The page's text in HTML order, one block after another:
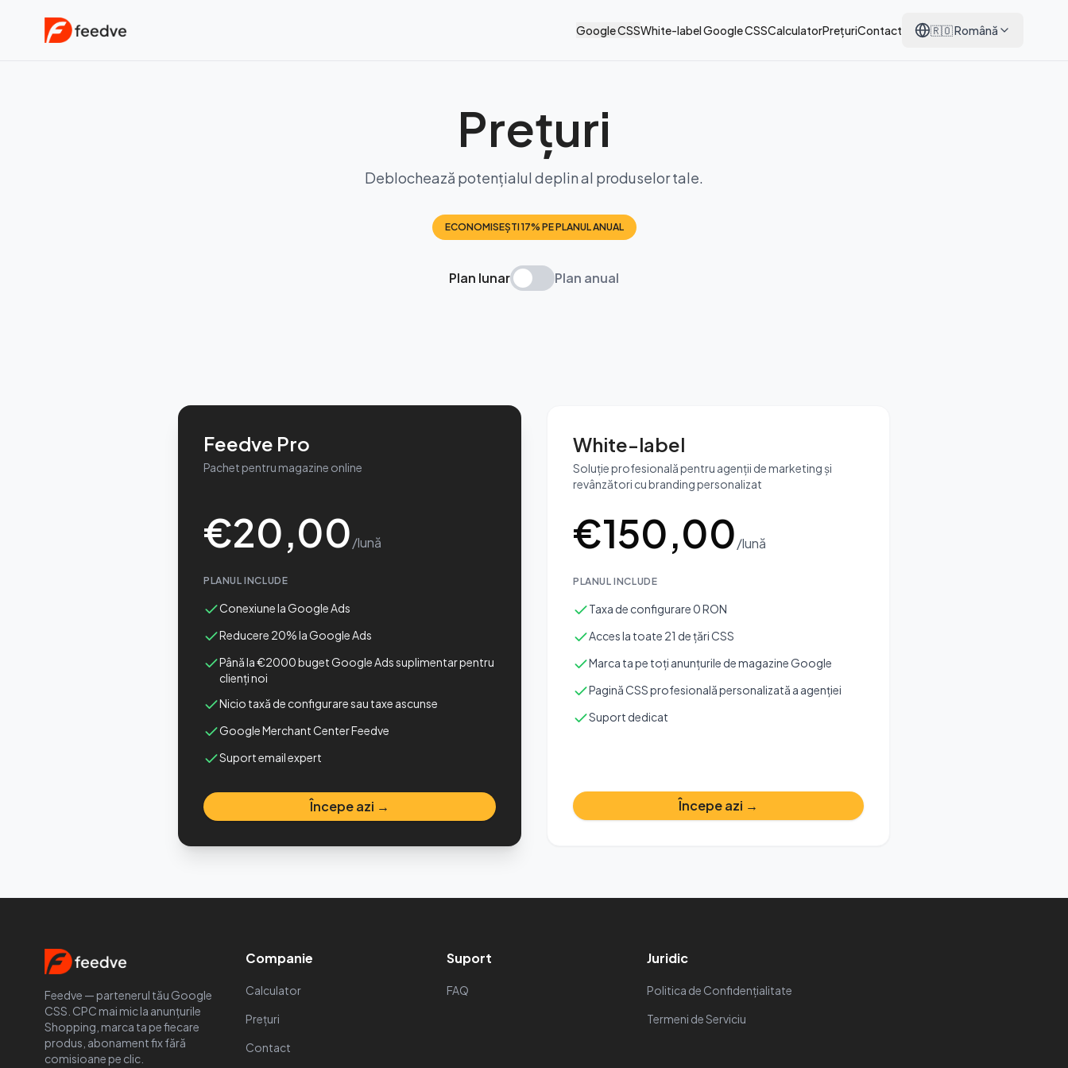
Google CSSWhite-label Google CSSCalculatorPrețuriContact 🇷🇴Română
Prețuri
Deblochează potențialul deplin al produselor tale.
ECONOMISEȘTI 17% PE PLANUL ANUAL
Plan lunar Plan anual
Feedve Pro
Pachet pentru magazine online
€20,00/lună
PLANUL INCLUDE
Conexiune la Google Ads
Reducere 20% la Google Ads
Până la €2000 buget Google Ads suplimentar pentru
clienți noi
Nicio taxă de configurare sau taxe ascunse
Google Merchant Center Feedve
Suport email expert
Începe azi →
White-label
Soluție profesională pentru agenții de marketing și
revânzători cu branding personalizat
€150,00/lună
PLANUL INCLUDE
Taxa de configurare 0 RON
Acces la toate 21 de țări CSS
Marca ta pe toți anunțurile de magazine Google
Pagină CSS profesională personalizată a agenției
Suport dedicat
Începe azi →
Feedve — partenerul tău Google
CSS. CPC mai mic la anunțurile
Shopping, marca ta pe fiecare
produs, abonament fix fără
comisioane pe clic.
Companie
Calculator
Prețuri
Contact
Suport
FAQ
Juridic
Politica de Confidențialitate
Termeni de Serviciu